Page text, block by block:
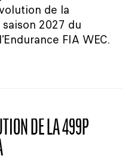
de la
2027 du
FIA WEC.
DE LA 499P